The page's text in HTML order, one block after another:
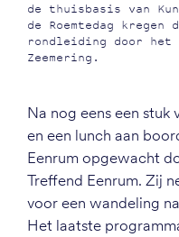
de thuisbasis van
de Roemtedag kregen
rondleiding door het
Zeemering.
Na nog eens een stuk
en een lunch aan
Eenrum opgewacht
Treffend Eenrum. Zij
voor een wandeling
Het laatste